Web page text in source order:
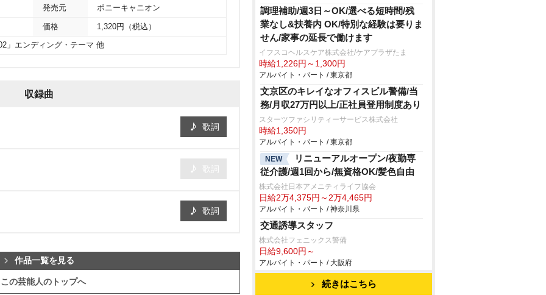
発売元 ポニーキャニオン
価格 1,320円（税込）
」エンディング・テーマ 他
収録曲
歌詞
歌詞
作品一覧を見る
この芸能人のトップへ
調理補助/週3日～OK/選べる短時間/残
業なし&扶養内 OK/特別な経験は要りま
せん/家事の延長で働けます
イフスコヘルスケア株式会社/ケアプラザたま
時給1,226円～1,300円
アルバイト・パート / 東京都
文京区のキレイなオフィスビル警備/当
務/月収27万円以上/正社員登用制度あり
スターツファシリティーサービス株式会社
時給1,350円
アルバイト・パート / 東京都
NEW
リニューアルオープン/夜勤専
従介護/週1回から/無資格OK/髪色自由
株式会社日本アメニティライフ協会
日給2万4,375円～2万4,465円
アルバイト・パート / 神奈川県
交通誘導スタッフ
株式会社フェニックス警備
日給9,600円～
アルバイト・パート / 大阪府
続きはこちら